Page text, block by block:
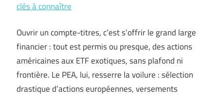
clés à connaître
Ouvrir un compte-titres, c’est s’offrir le grand large
financier : tout est permis ou presque, des actions
américaines aux ETF exotiques, sans plafond ni
frontière. Le PEA, lui, resserre la voilure : sélection
drastique d’actions européennes, versements